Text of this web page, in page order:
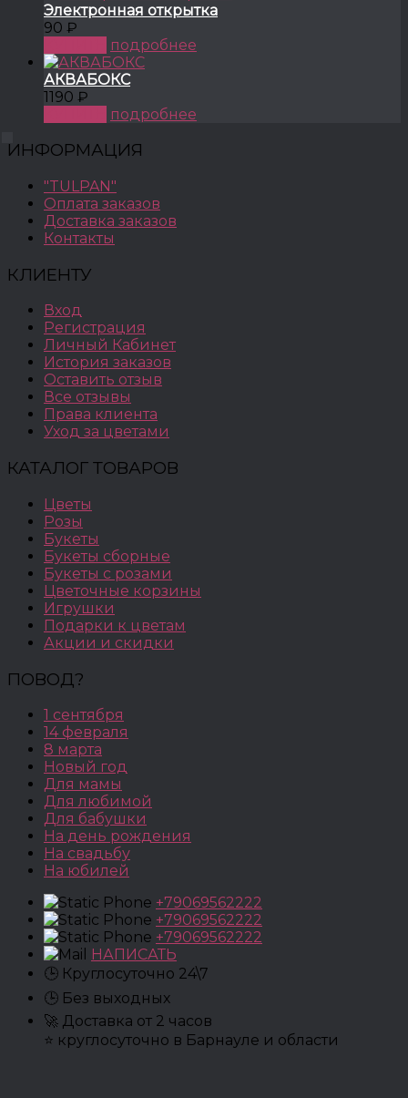
Электронная открытка
90 ₽
подробнее
АКВАБОКС
1190 ₽
подробнее
ИНФОРМАЦИЯ
"TULPAN"
Оплата заказов
Доставка заказов
Контакты
КЛИЕНТУ
Вход
Регистрация
Личный Кабинет
История заказов
Оставить отзыв
Все отзывы
Права клиента
Уход за цветами
КАТАЛОГ ТОВАРОВ
Цветы
Розы
Букеты
Букеты сборные
Букеты с розами
Цветочные корзины
Игрушки
Подарки к цветам
Акции и скидки
ПОВОД?
1 сентября
14 февраля
8 марта
Новый год
Для мамы
Для любимой
Для бабушки
На день рождения
На свадьбу
На юбилей
+79069562222
+79069562222
+79069562222
НАПИСАТЬ
🕒 Круглосуточно 24\7
🕒 Без выходных
🚀 Доставка от 2 часов
⭐ круглосуточно в Барнауле и области